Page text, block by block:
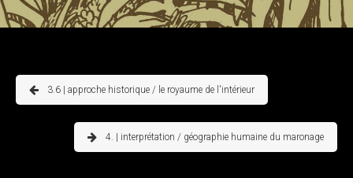
3.6 | approche historique / le royaume de l'intérieur
4. | interprétation / géographie humaine du maronage